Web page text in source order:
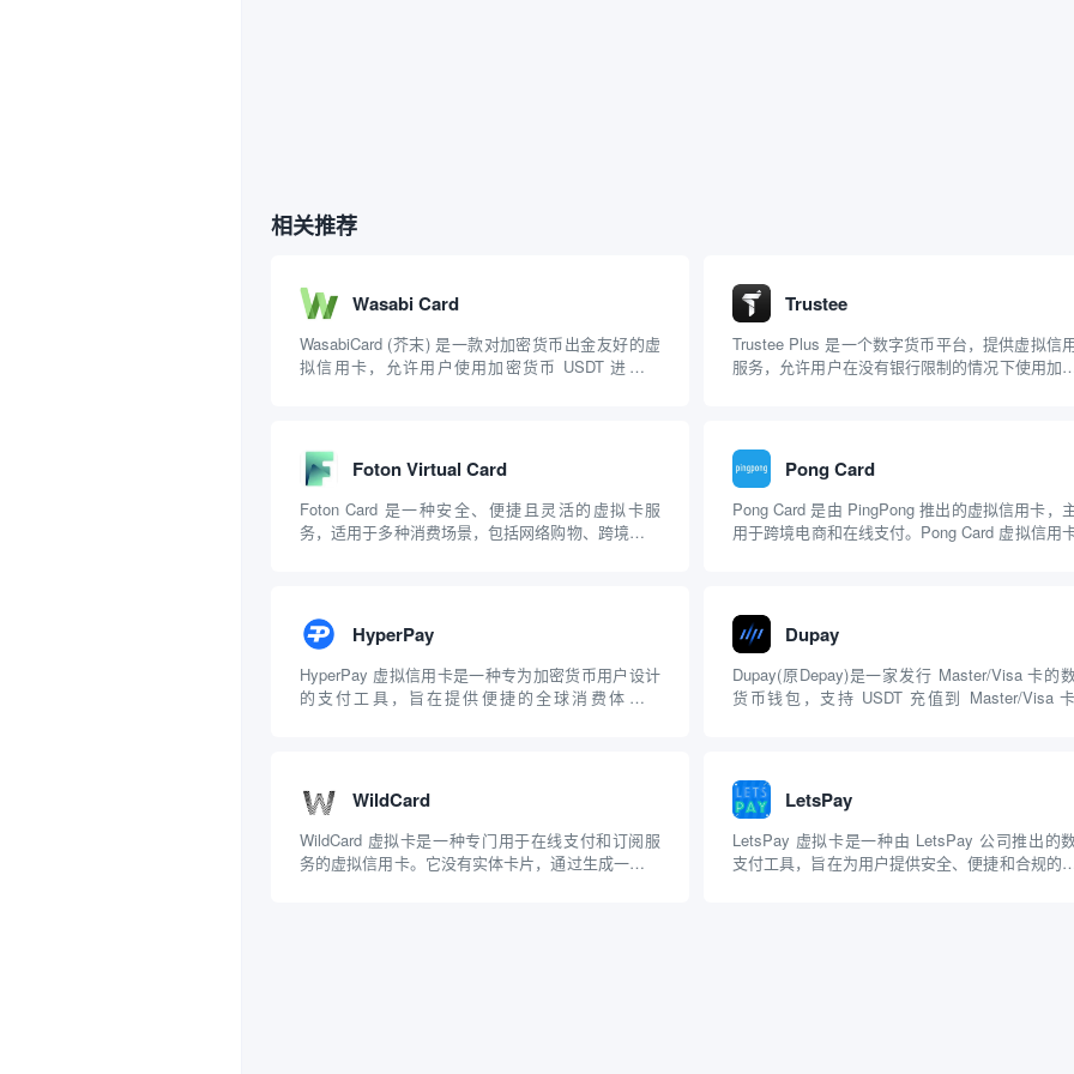
相关推荐
Wasabi Card
WasabiCard (芥末) 是一款对加密货币出金友好的虚
拟信用卡，允许用户使用加密货币 USDT 进行充
Trustee
Trustee Plus 是一个数字货币平台，提供虚拟信
服务，允许用户在没有银行限制的情况下使用加密
Foton Virtual Card
Foton Card 是一种安全、便捷且灵活的虚拟卡服
务，适用于多种消费场景，包括网络购物、跨境支付
Pong Card
Pong Card 是由 PingPong 推出的虚拟信用卡，
用于跨境电商和在线支付。Pong Card 虚拟信用
HyperPay
HyperPay 虚拟信用卡是一种专为加密货币用户设计
的支付工具，旨在提供便捷的全球消费体验。
Dupay
Dupay(原Depay)是一家发行 Master/Visa 卡的
货币钱包，支持 USDT 充值到 Master/Visa
WildCard
WildCard 虚拟卡是一种专门用于在线支付和订阅服
务的虚拟信用卡。它没有实体卡片，通过生成一个虚
LetsPay
LetsPay 虚拟卡是一种由 LetsPay 公司推出的
支付工具，旨在为用户提供安全、便捷和合规的支